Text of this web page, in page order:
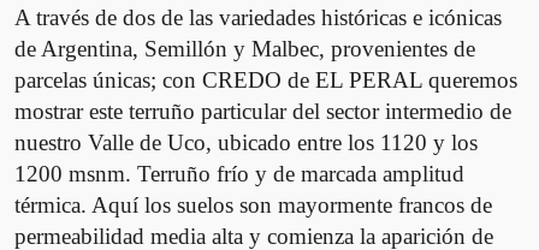
A través de dos de las variedades históricas e icónicas
de Argentina, Semillón y Malbec, provenientes de
parcelas únicas; con CREDO de EL PERAL queremos
mostrar este terruño particular del sector intermedio de
nuestro Valle de Uco, ubicado entre los 1120 y los
1200 msnm. Terruño frío y de marcada amplitud
térmica. Aquí los suelos son mayormente francos de
permeabilidad media alta y comienza la aparición de